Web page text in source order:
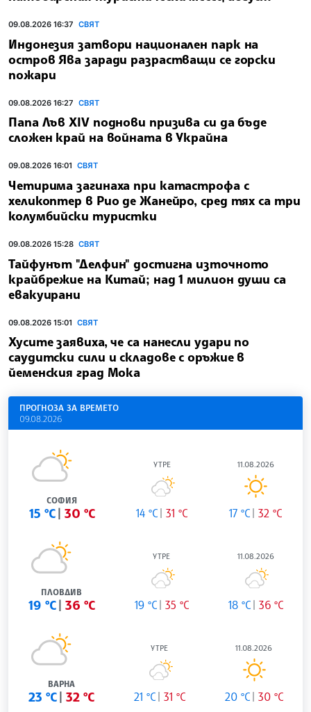
09.08.2026 16:37 СВЯТ
Индонезия затвори национален парк на
остров Ява заради разрастващи се горски
пожари
09.08.2026 16:27 СВЯТ
Папа Лъв XIV поднови призива си да бъде
сложен край на войната в Украйна
09.08.2026 16:01 СВЯТ
Четирима загинаха при катастрофа с
хеликоптер в Рио де Жанейро, сред тях са три
колумбийски туристки
09.08.2026 15:28 СВЯТ
Тайфунът "Делфин" достигна източното
крайбрежие на Китай; над 1 милион души са
евакуирани
09.08.2026 15:01 СВЯТ
Хусите заявиха, че са нанесли удари по
саудитски сили и складове с оръжие в
йеменския град Мока
ПРОГНОЗА ЗА ВРЕМЕТО
09.08.2026
СОФИЯ
15 °C 30 °C
УТРЕ
14 °C 31 °C
11.08.2026
17 °C 32 °C
ПЛОВДИВ
19 °C 36 °C
УТРЕ
19 °C 35 °C
11.08.2026
18 °C 36 °C
ВАРНА
23 °C 32 °C
УТРЕ
21 °C 31 °C
11.08.2026
20 °C 30 °C